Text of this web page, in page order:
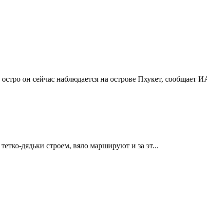
он сейчас наблюдается на острове Пхукет, сообщает
дядьки строем, вяло маршируют и за эт...